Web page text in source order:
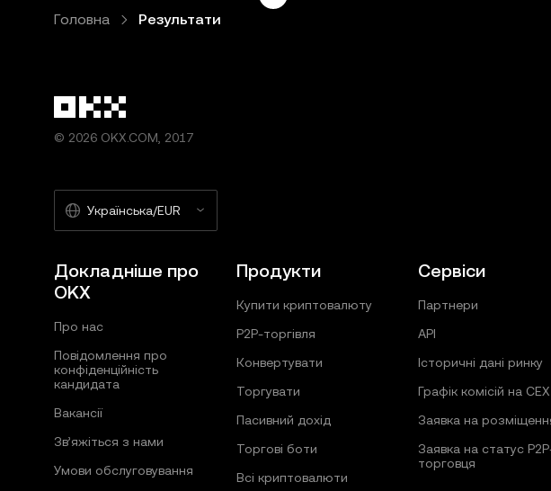
Головна Результати
© 2026 OKX.COM, 2017
Українська/EUR
Докладніше про
OKX
Про нас
Повідомлення про
конфіденційність
кандидата
Вакансії
Зв’яжіться з нами
Умови обслуговування
Продукти
Купити криптовалюту
P2P-торгівля
Конвертувати
Торгувати
Пасивний дохід
Торгові боти
Всі криптовалюти
Сервіси
Партнери
API
Історичні дані ринку
Графік комісій на CEX
Заявка на
Заявка на статус
торговця